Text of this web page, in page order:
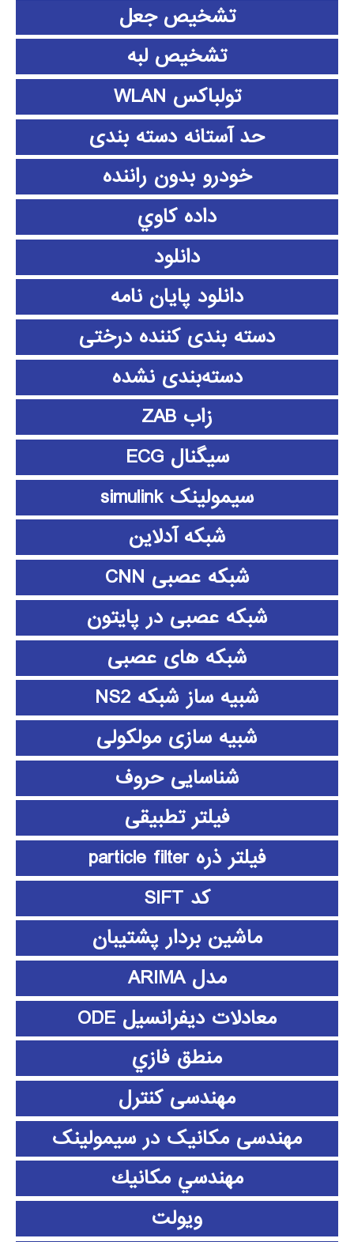
تشخیص جعل
تشخیص لبه
تولباکس WLAN
حد آستانه دسته بندی
خودرو بدون راننده
داده كاوي
دانلود
دانلود پايان نامه
دسته بندی کننده درختی
دسته‌بندی نشده
زاب ZAB
سیگنال ECG
سیمولینک simulink
شبکه آدلاین
شبکه عصبی CNN
شبکه عصبی در پایتون
شبکه های عصبی
شبیه ساز شبکه NS2
شبیه سازی مولکولی
شناسایی حروف
فیلتر تطبیقی
فیلتر ذره particle filter
کد SIFT
ماشین بردار پشتیبان
مدل ARIMA
معادلات دیفرانسیل ODE
منطق فازي
مهندسی کنترل
مهندسی مکانیک در سیمولینک
مهندسي مكانيك
ویولت